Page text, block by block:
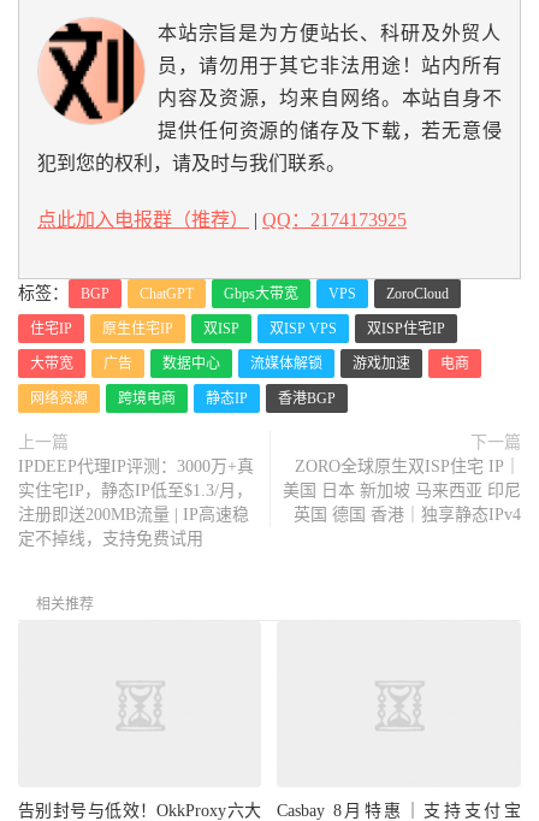
本站宗旨是为方便站长、科研及外贸人
员，请勿用于其它非法用途！站内所有
内容及资源，均来自网络。本站自身不
提供任何资源的储存及下载，若无意侵
犯到您的权利，请及时与我们联系。
点此加入电报群（推荐） | QQ：2174173925
标签： BGP ChatGPT Gbps大带宽 VPS ZoroCloud
住宅IP 原生住宅IP 双ISP 双ISP VPS 双ISP住宅IP
大带宽 广告 数据中心 流媒体解锁 游戏加速 电商
网络资源 跨境电商 静态IP 香港BGP
上一篇
IPDEEP代理IP评测：3000万+真
实住宅IP，静态IP低至$1.3/月，
注册即送200MB流量 | IP高速稳
定不掉线，支持免费试用
下一篇
ZORO全球原生双ISP住宅 IP｜
美国 日本 新加坡 马来西亚 印尼
英国 德国 香港｜独享静态IPv4
相关推荐
告别封号与低效！OkkProxy六大
Casbay 8月特惠｜支持支付宝